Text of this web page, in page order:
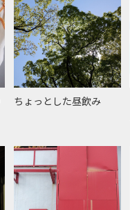
ちょっとした昼飲み